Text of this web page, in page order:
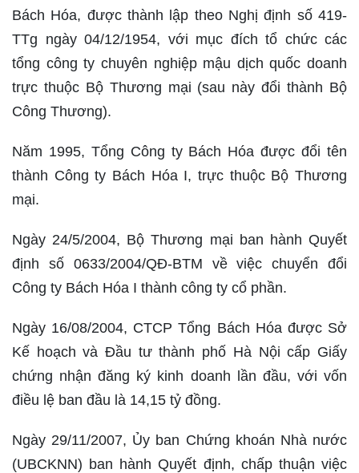
Bách Hóa, được thành lập theo Nghị định số 419-
TTg ngày 04/12/1954, với mục đích tổ chức các
tổng công ty chuyên nghiệp mậu dịch quốc doanh
trực thuộc Bộ Thương mại (sau này đổi thành Bộ
Công Thương).
Năm 1995, Tổng Công ty Bách Hóa được đổi tên
thành Công ty Bách Hóa I, trực thuộc Bộ Thương
mại.
Ngày 24/5/2004, Bộ Thương mại ban hành Quyết
định số 0633/2004/QĐ-BTM về việc chuyển đổi
Công ty Bách Hóa I thành công ty cổ phần.
Ngày 16/08/2004, CTCP Tổng Bách Hóa được Sở
Kế hoạch và Đầu tư thành phố Hà Nội cấp Giấy
chứng nhận đăng ký kinh doanh lần đầu, với vốn
điều lệ ban đầu là 14,15 tỷ đồng.
Ngày 29/11/2007, Ủy ban Chứng khoán Nhà nước
(UBCKNN) ban hành Quyết định, chấp thuận việc